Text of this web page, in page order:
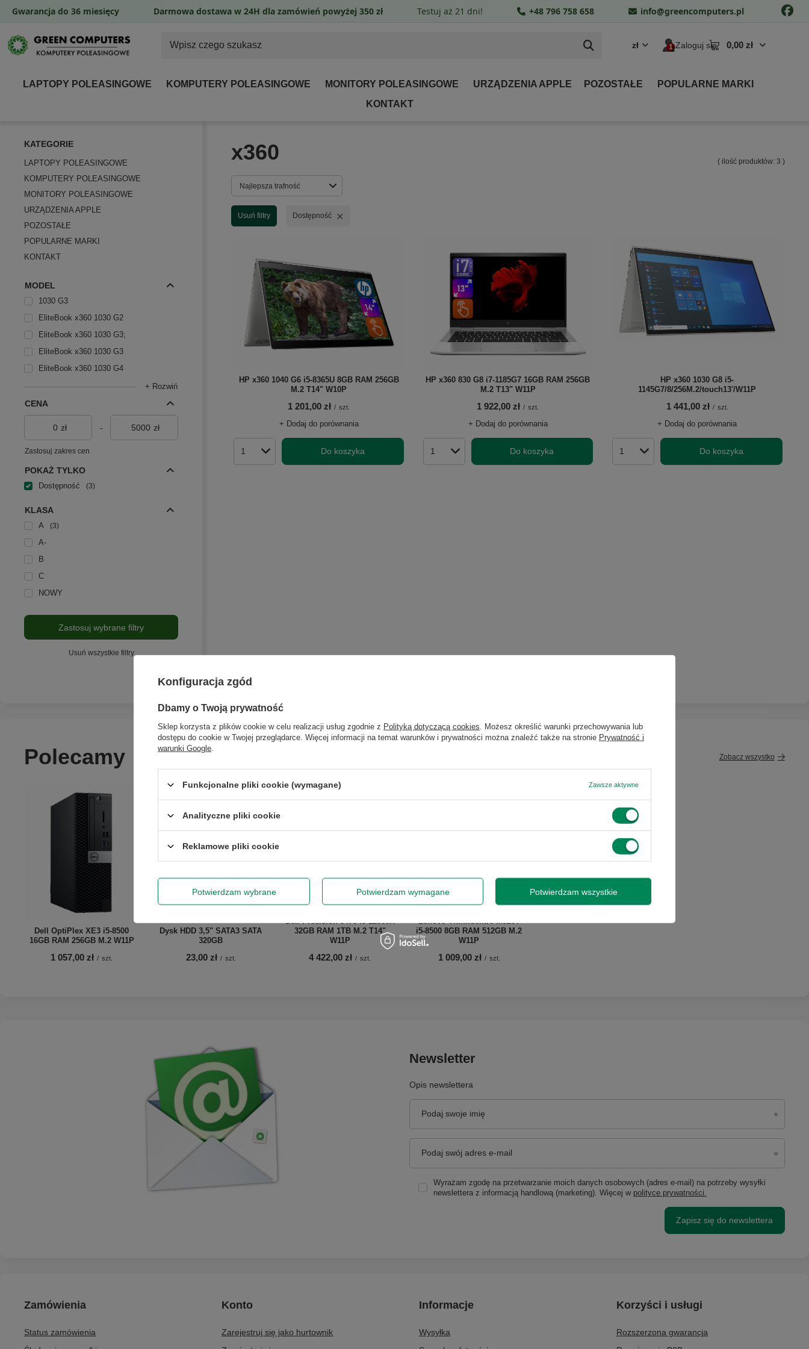
zł Zaloguj się 0,00 zł
LAPTOPY POLEASINGOWE KOMPUTERY POLEASINGOWE MONITORY POLEASINGOWE URZĄDZENIA APPLE POZOSTAŁE
POPULARNE MARKI
KONTAKT
KATEGORIE
LAPTOPY POLEASINGOWE
KOMPUTERY POLEASINGOWE
MONITORY POLEASINGOWE
URZĄDZENIA APPLE
POZOSTAŁE
POPULARNE MARKI
KONTAKT
MODEL
1030 G3
EliteBook x360 1030 G2
EliteBook x360 1030 G3;
EliteBook x360 1030 G3
EliteBook x360 1030 G4
+ Rozwiń
CENA
zł - zł
Zastosuj zakres cen
POKAŻ TYLKO
Dostępność 3
KLASA
A 3
A-
B
C
NOWY
Zastosuj wybrane filtry
Usuń wszystkie filtry
x360 ( ilość produktów: 3 )
Zmień sortowanie
Najlepsza trafność
Usuń filtry Usuń filtr
Dostępność
HP x360 1040 G6 i5-8365U 8GB RAM 256GB
M.2 T14" W10P
1 201,00 zł / szt.
+ Dodaj do porównania
Ilość produktów Do koszyka
HP x360 830 G8 i7-1185G7 16GB RAM 256GB
M.2 T13" W11P
1 922,00 zł / szt.
+ Dodaj do porównania
Ilość produktów Do koszyka
HP x360 1030 G8 i5-
1145G7/8/256M.2/touch13'/W11P
1 441,00 zł / szt.
+ Dodaj do porównania
Ilość produktów Do koszyka
Polecamy Zobacz wszystko
Dell OptiPlex XE3 i5-8500
16GB RAM 256GB M.2 W11P
1 057,00 zł / szt.
Dysk HDD 3,5" SATA3 SATA
320GB
23,00 zł / szt.
Dell Precision 5470 i9-12900H
32GB RAM 1TB M.2 T14"
W11P
4 422,00 zł / szt.
Lenovo ThinkCentre M920T
i5-8500 8GB RAM 512GB M.2
W11P
1 009,00 zł / szt.
Newsletter
Opis newslettera
Podaj swoje imię
Podaj swój adres e-mail
Wyrażam zgodę na przetwarzanie moich danych osobowych (adres e-mail) na potrzeby wysyłki
newslettera z informacją handlową (marketing). Więcej w polityce prywatności.
Zapisz się do newslettera
Zamówienia
Status zamówienia
Konto
Zarejestruj się jako hurtownik
Informacje
Wysyłka
Korzyści i usługi
Rozszerzona gwarancja
Gwarancja do 36 miesięcy Darmowa dostawa w 24H dla zamówień powyżej 350 zł Testuj aż 21 dni! +48 796 758 658 info@greencomputers.pl
Konfiguracja zgód
Dbamy o Twoją prywatność
Sklep korzysta z plików cookie w celu realizacji usług zgodnie z Polityką dotyczącą cookies . Możesz określić warunki przechowywania lub
dostępu do cookie w Twojej przeglądarce. Więcej informacji na temat warunków i prywatności można znaleźć także na stronie Prywatność i
warunki Google
Funkcjonalne pliki cookie (wymagane) Zawsze aktywne
Analityczne pliki cookie
Reklamowe pliki cookie
Potwierdzam wybrane Potwierdzam wymagane Potwierdzam wszystkie